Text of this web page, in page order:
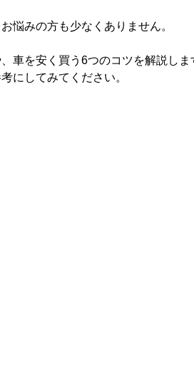
悩みの方も少なくありません。
車を安く買う6つのコツを解説しま
にしてみてください。